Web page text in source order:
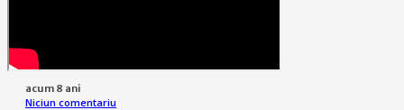
acum 8 ani
Niciun comentariu